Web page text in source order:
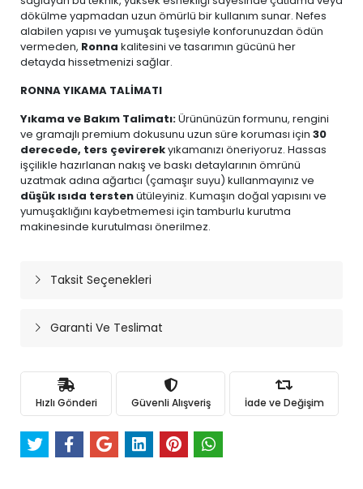
dökülme yapmadan uzun ömürlü bir kullanım sunar. Nefes
alabilen yapısı ve yumuşak tuşesiyle konforunuzdan ödün
vermeden, Ronna kalitesini ve tasarımın gücünü her
detayda hissetmenizi sağlar.
RONNA YIKAMA TALİMATI
Yıkama ve Bakım Talimatı:Ürününüzün formunu, rengini
ve gramajlı premium dokusunu uzun süre koruması için 30
derecede, ters çevirerekyıkamanızı öneriyoruz. Hassas
işçilikle hazırlanan nakış ve baskı detaylarının ömrünü
uzatmak adına ağartıcı (çamaşır suyu) kullanmayınız ve
düşük ısıda terstenütüleyiniz. Kumaşın doğal yapısını ve
yumuşaklığını kaybetmemesi için tamburlu kurutma
makinesinde kurutulması önerilmez.
Taksit Seçenekleri
Garanti Ve Teslimat
Hızlı Gönderi Güvenli Alışveriş İade ve Değişim